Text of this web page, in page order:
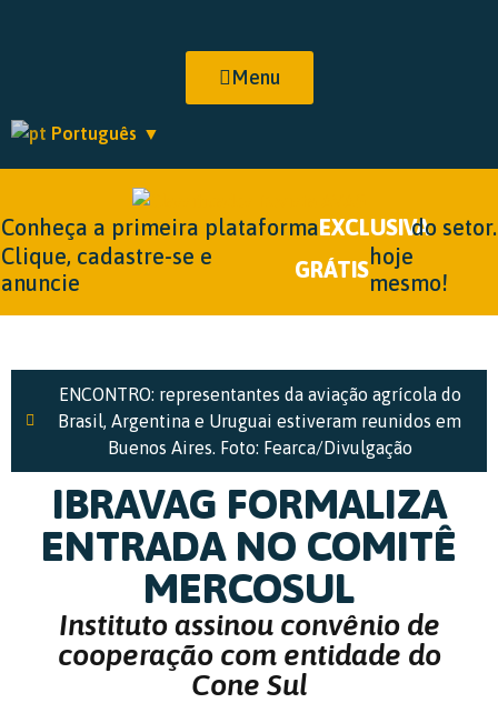
Menu
Português ▼
Conheça a primeira plataformaEXCLUSIVAdo setor.
Clique, cadastre-se e
anuncie
GRÁTIS
hoje
mesmo!
ENCONTRO: representantes da aviação agrícola do
Brasil, Argentina e Uruguai estiveram reunidos em
Buenos Aires. Foto: Fearca/Divulgação
IBRAVAG FORMALIZA
ENTRADA NO COMITÊ
MERCOSUL
Instituto assinou convênio de
cooperação com entidade do
Cone Sul